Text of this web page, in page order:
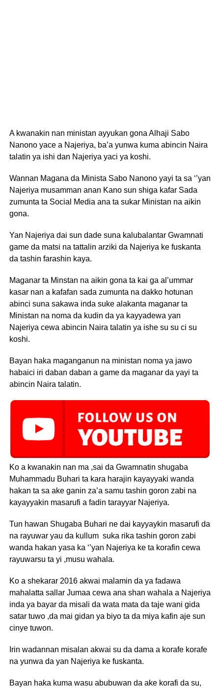
A kwanakin nan ministan ayyukan gona Alhaji Sabo
Nanono yace a Najeriya, ba’a yunwa kuma abincin Naira
talatin ya ishi dan Najeriya yaci ya koshi.
Wannan Magana da Minista Sabo Nanono yayi ta sa ‘’yan
Najeriya musamman anan Kano sun shiga kafar Sada
zumunta ta Social Media ana ta sukar Ministan na aikin
gona.
Yan Najeriya dai sun dade suna kalubalantar Gwamnati
game da matsi na tattalin arziki da Najeriya ke fuskanta
da tashin farashin kaya.
Maganar ta Minstan na aikin gona ta kai ga al’ummar
kasar nan a kafafan sada zumunta na dakko hotunan
abinci suna sakawa inda suke alakanta maganar ta
Ministan na noma da kudin da ya kayyadewa yan
Najeriya cewa abincin Naira talatin ya ishe su su ci su
koshi.
Bayan haka maganganun na ministan noma ya jawo
habaici iri daban daban a game da maganar da yayi ta
abincin Naira talatin.
Ko a kwanakin nan ma ,sai da Gwamnatin shugaba
Muhammadu Buhari ta kara harajin kayayyaki wanda
hakan ta sa ake ganin za’a samu tashin goron zabi na
kayayyakin masarufi a fadin tarayyar Najeriya.
Tun hawan Shugaba Buhari ne dai kayyaykin masarufi da
na rayuwar yau da kullum suka rika tashin goron zabi
wanda hakan yasa ka ‘’yan Najeriya ke ta korafin cewa
rayuwarsu ta yi ,musu wahala.
Ko a shekarar 2016 akwai malamin da ya fadawa
mahalatta sallar Jumaa cewa ana shan wahala a Najeriya
inda ya bayar da misali da wata mata da taje wani gida
satar tuwo ,da mai gidan ya biyo ta da miya kafin aje sun
cinye tuwon.
Irin wadannan misalan akwai su da dama a korafe korafe
na yunwa da yan Najeriya ke fuskanta.
Bayan haka kuma wasu abubuwan da ake korafi da su,